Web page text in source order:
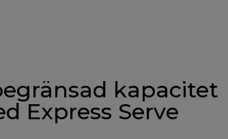
kapacitet
Express Serve